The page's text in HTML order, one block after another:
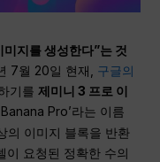
지를 생성한다”는 것
7월 20일 현재, 구글의
기를제미니 3 프로 이
Pro’라는 이름
의 이미지 블록을 반환
이 요청된 정확한 수의